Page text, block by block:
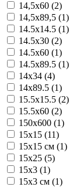
14,5x60 (2)
14,5x89,5 (1)
14.5x14.5 (1)
14.5x30 (2)
14.5x60 (1)
14.5x89.5 (1)
14x34 (4)
14x89.5 (1)
15.5x15.5 (2)
15.5x60 (2)
150x600 (1)
15x15 (11)
15x15 см (1)
15x25 (5)
15x3 (1)
15x3 см (1)